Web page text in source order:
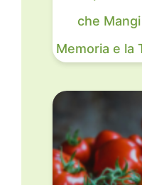
che
Memoria e la